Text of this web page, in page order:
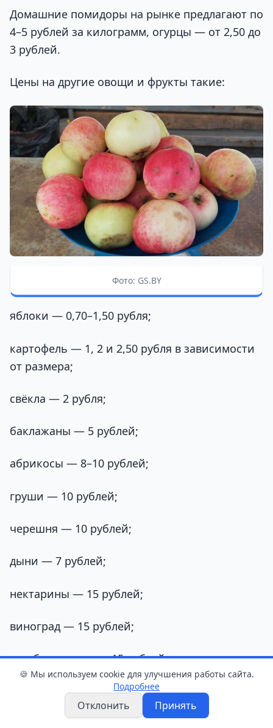
Домашние помидоры на рынке предлагают по
4–5 рублей за килограмм, огурцы — от 2,50 до
3 рублей.
Цены на другие овощи и фрукты такие:
Фото: GS.BY
яблоки — 0,70–1,50 рубля;
картофель — 1, 2 и 2,50 рубля в зависимости
от размера;
свёкла — 2 рубля;
баклажаны — 5 рублей;
абрикосы — 8–10 рублей;
груши — 10 рублей;
черешня — 10 рублей;
дыни — 7 рублей;
нектарины — 15 рублей;
виноград — 15 рублей;
голубика — около 15 рублей.
🍪 Мы используем cookie для улучшения работы сайта.
Подробнее
Отклонить Принять